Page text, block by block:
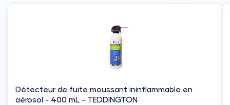
Détecteur de fuite moussant ininflammable en
aérosol - 400 mL - TEDDINGTON